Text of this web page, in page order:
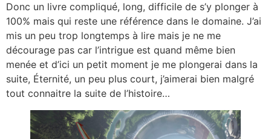
Donc un livre compliqué, long, difficile de s’y plonger à
100% mais qui reste une référence dans le domaine. J’ai
mis un peu trop longtemps à lire mais je ne me
décourage pas car l’intrigue est quand même bien
menée et d’ici un petit moment je me plongerai dans la
suite, Éternité, un peu plus court, j’aimerai bien malgré
tout connaitre la suite de l’histoire…